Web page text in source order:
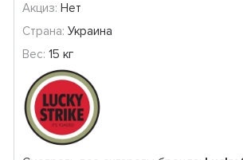
Акциз: Нет
Страна: Украина
Вес: 15 кг